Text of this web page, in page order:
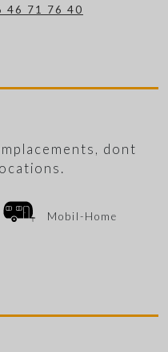
46 71 76 40
dont
Mobil-Home